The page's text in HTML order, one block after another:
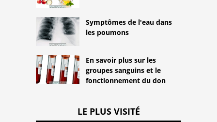
Symptômes de l'eau dans
les poumons
En savoir plus sur les
groupes sanguins et le
fonctionnement du don
LE PLUS VISITÉ